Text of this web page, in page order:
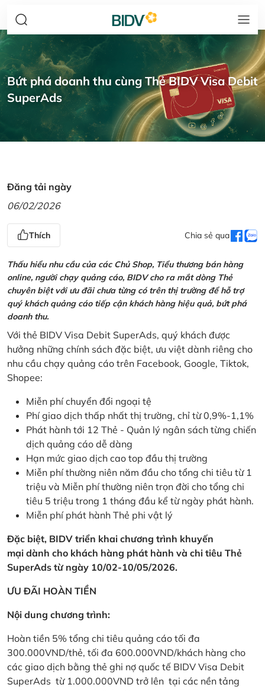
Bứt phá doanh thu cùng Thẻ BIDV Visa Debit
SuperAds
Đăng tải ngày
06/02/2026
Thích Chia sẻ qua
Thấu hiểu nhu cầu của các Chủ Shop, Tiểu thương bán hàng
online, người chạy quảng cáo, BIDV cho ra mắt dòng Thẻ
chuyên biệt với ưu đãi chưa từng có trên thị trường để hỗ trợ
quý khách quảng cáo tiếp cận khách hàng hiệu quả, bứt phá
doanh thu.
Với thẻ BIDV Visa Debit SuperAds, quý khách được
hưởng những chính sách đặc biệt, ưu việt dành riêng cho
nhu cầu chạy quảng cáo trên Facebook, Google, Tiktok,
Shopee:
Miễn phí chuyển đổi ngoại tệ
Phí giao dịch thấp nhất thị trường, chỉ từ 0,9%-1,1%
Phát hành tới 12 Thẻ - Quản lý ngân sách từng chiến
dịch quảng cáo dễ dàng
Hạn mức giao dịch cao top đầu thị trường
Miễn phí thường niên năm đầu cho tổng chi tiêu từ 1
triệu và Miễn phí thường niên trọn đời cho tổng chi
tiêu 5 triệu trong 1 tháng đầu kể từ ngày phát hành.
Miễn phí phát hành Thẻ phi vật lý
Đặc biệt, BIDV triển khai chương trình khuyến
mại dành cho khách hàng phát hành và chi tiêu Thẻ
SuperAds từ ngày 10/02-10/05/2026.
ƯU ĐÃI HOÀN TIỀN
Nội dung chương trình:
Hoàn tiền 5% tổng chi tiêu quảng cáo tối đa
300.000VND/thẻ, tối đa 600.000VND/khách hàng cho
các giao dịch bằng thẻ ghi nợ quốc tế BIDV Visa Debit
SuperAds từ 1.000.000VND trở lên tại các nền tảng